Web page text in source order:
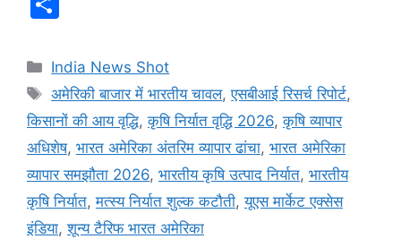
e
b
o
o
k
s
A
p
p
e
dI
n
t
e
n
g
er
a
g
e
a
m
d
s
ar
e
Categories
India News Shot
Tags
अमेरिकी बाजार में भारतीय चावल,एसबीआई रिसर्च रिपोर्ट,
किसानों की आय वृद्धि,कृषि निर्यात वृद्धि 2026,कृषि व्यापार
अधिशेष, भारत अमेरिका अंतरिम व्यापार ढांचा, भारत अमेरिका
व्यापार समझौता 2026, भारतीय कृषि उत्पाद निर्यात, भारतीय
कृषि निर्यात,मत्स्य निर्यात शुल्क कटौती,यूएस मार्केट एक्सेस
इंडिया,शून्य टैरिफ भारत अमेरिका